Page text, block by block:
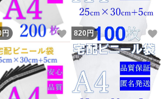
せん。
く一部仕様が変更となる場合がご
！
円 いいね！
820円